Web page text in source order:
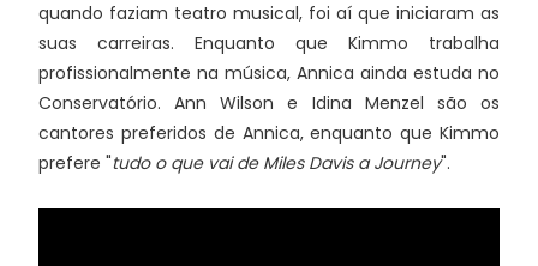
quando faziam teatro musical, foi aí que iniciaram as
suas carreiras. Enquanto que Kimmo trabalha
profissionalmente na música, Annica ainda estuda no
Conservatório. Ann Wilson e Idina Menzel são os
cantores preferidos de Annica, enquanto que Kimmo
prefere "tudo o que vai de Miles Davis a Journey".